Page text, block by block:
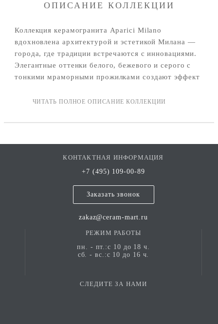
ОПИСАНИЕ КОЛЛЕКЦИИ
Коллекция керамогранита Aparici Milano
вдохновлена архитектурой и эстетикой Милана —
города, где традиции встречаются с инновациями.
Элегантные оттенки белого, бежевого и серого с
тонкими мраморными прожилками создают эффект
КОНТАКТНАЯ ИНФОРМАЦИЯ
+7 (495) 109-00-89
Заказать звонок
zakaz@ceram-mart.ru
РЕЖИМ РАБОТЫ
пн. - пт.:с 10 до 18 ч.
сб. - вс.:с 10 до 16 ч.
СЛЕДИТЕ ЗА НАМИ